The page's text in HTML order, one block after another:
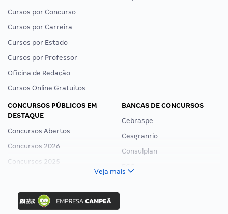
Cursos por Concurso
Cursos por Carreira
Cursos por Estado
Cursos por Professor
Oficina de Redação
Cursos Online Gratuitos
CONCURSOS PÚBLICOS EM
DESTAQUE
Concursos Abertos
Concursos 2026
Concursos 2025
Concurso Nacional Unificado
Concurso Ibama
Concurso MPU
BANCAS DE CONCURSOS
Cebraspe
Cesgranrio
Consulplan
Veja mais